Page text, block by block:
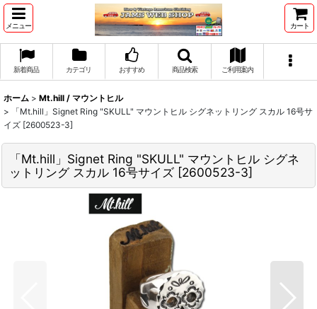
メニュー カート
新着商品 カテゴリ おすすめ 商品検索 ご利用案内
ホーム > Mt.hill / マウントヒル
>
「Mt.hill」Signet Ring "SKULL" マウントヒル シグネットリング スカル 16号サ
イズ [2600523-3]
「Mt.hill」Signet Ring "SKULL" マウントヒル シグネ
ットリング スカル 16号サイズ [2600523-3]